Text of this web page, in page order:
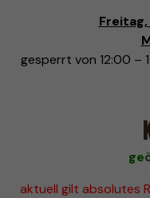
gesperrt von 12:00 –
aktuell gilt absolutes